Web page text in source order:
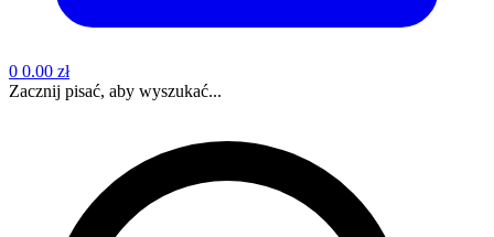
0 0.00 zł
Zacznij pisać, aby wyszukać...